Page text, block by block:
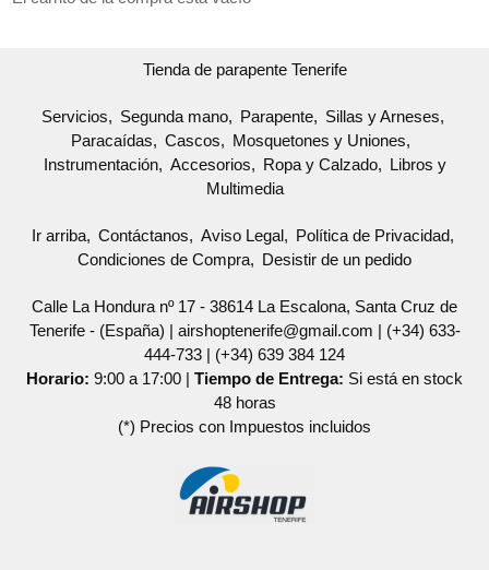
Tienda de parapente Tenerife
Servicios Segunda mano Parapente
Sillas y Arneses
Paracaídas
Cascos
Mosquetones y Uniones
Instrumentación
Accesorios Ropa y Calzado
Libros y
Multimedia
Ir arriba Contáctanos Aviso Legal
Política de Privacidad
Condiciones de Compra
Desistir de un pedido
Calle La Hondura nº 17 - 38614 La Escalona, Santa Cruz de
Tenerife - (España) | airshoptenerife@gmail.com | (+34) 633-
444-733 | (+34) 639 384 124
Horario: 9:00 a 17:00 | Tiempo de Entrega: Si está en stock
48 horas
(*) Precios con Impuestos incluidos